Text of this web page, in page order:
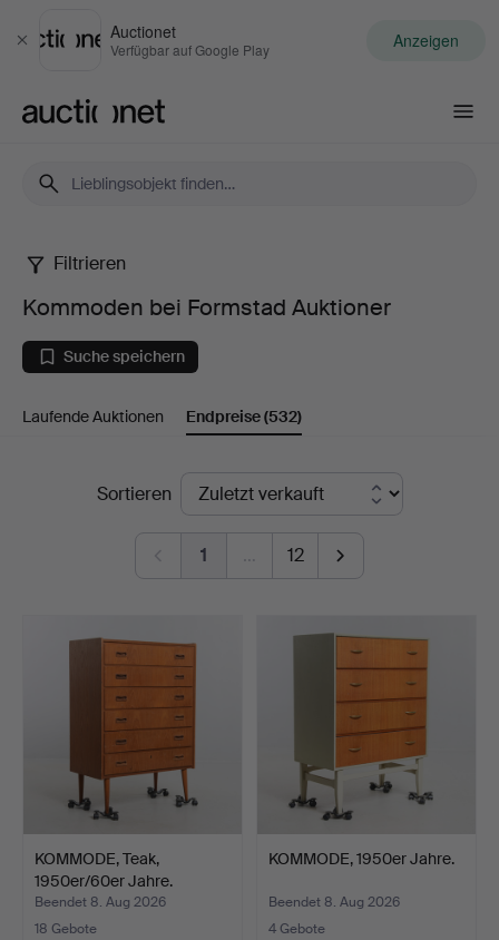
Schließen
Auctionet
Verfügbar auf Google Play Anzeigen
Kommoden
bei
Formstad
Auktioner
Filtrieren
Kommoden bei Formstad Auktioner
Suche speichern
Laufende Auktionen Endpreise(532)
EndpreiseSortieren
1 … 12
KOMMODE, Teak,
1950er/60er Jahre.
Beendet 8. Aug 2026
18 Gebote
KOMMODE, 1950er Jahre.
Beendet 8. Aug 2026
4 Gebote